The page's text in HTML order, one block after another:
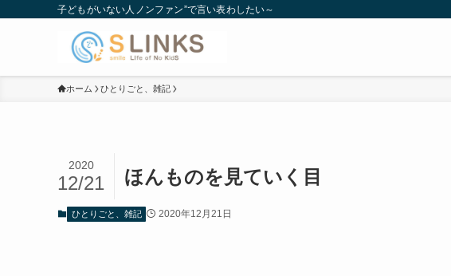
子どもがいない人ノンファン”で言い表わしたい～
ホーム ひとりごと、雑記
ほんものを見ていく目
2020
12/21
ひとりごと、雑記 2020年12月21日